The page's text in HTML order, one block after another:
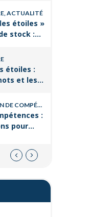
ACTUALITÉ
étoiles »
stock :
dès
?étoiles :
et les
COMPÉTENCES
:
pour
va plus